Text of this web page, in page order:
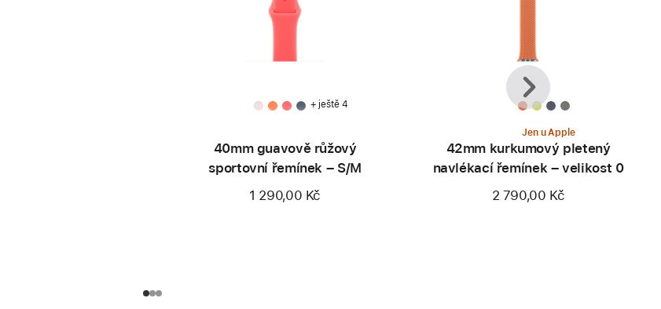
+ ještě 4
40mm guavově růžový
sportovní řemínek – S/M
1 290,00 Kč
Jen u Apple
42mm kurkumový pletený
navlékací řemínek – velikost 0
2 790,00 Kč
Předchozí
Další